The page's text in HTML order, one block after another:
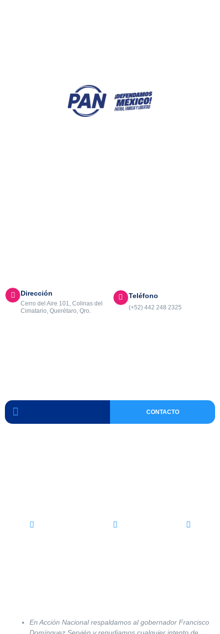
Dirección
Cerro del Aire 101, Colinas del
Cimatario, Querétaro, Qro.
Teléfono
(+52) 442 248 2325
CONTACTO
En Acción Nacional respaldamos al gobernador Francisco